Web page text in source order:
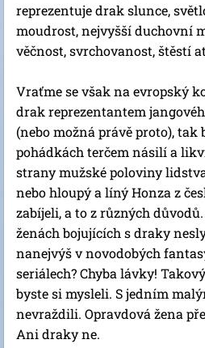
reprezentuje drak slunce,
moudrost, nejvyšší duchovní
věčnost, svrchovanost, štěstí
Vraťme se však na evropský
drak reprezentantem
(nebo možná právě proto), tak
pohádkách terčem násilí a
strany mužské poloviny
nebo hloupý a líný Honza z
zabíjeli, a to z různých důvodů.
ženách bojujících s draky
nanejvýš v novodobých
seriálech? Chyba lávky!
byste si mysleli. S jedním
nevraždili. Opravdová žena
Ani draky ne.